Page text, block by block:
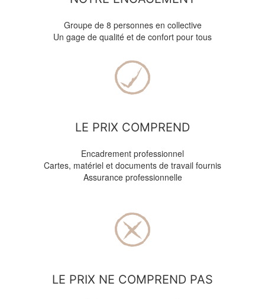
Groupe de 8 personnes en collective
Un gage de qualité et de confort pour tous
LE PRIX COMPREND
Encadrement professionnel
Cartes, matériel et documents de travail fournis
Assurance professionnelle
LE PRIX NE COMPREND PAS